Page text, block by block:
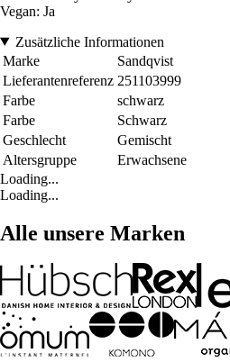
Vegan: Ja
Zusätzliche Informationen
Marke
Sandqvist
Lieferantenreferenz 251103999
Farbe
schwarz
Farbe
Schwarz
Geschlecht
Gemischt
Altersgruppe
Erwachsene
Loading...
Loading...
Alle unsere Marken